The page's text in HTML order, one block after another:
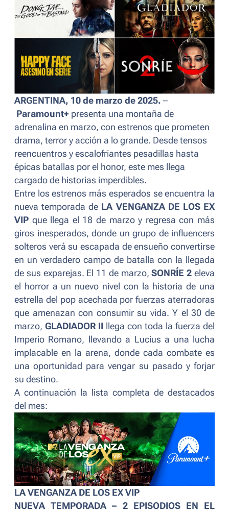
ARGENTINA, 10 de marzo de 2025. –
Paramount+ presenta una montaña de
adrenalina en marzo, con estrenos que prometen
drama, terror y acción a lo grande. Desde tensos
reencuentros y escalofriantes pesadillas hasta
épicas batallas por el honor, este mes llega
cargado de historias imperdibles.
Entre los estrenos más esperados se encuentra la
nueva temporada de LA VENGANZA DE LOS EX
VIP que llega el 18 de marzo y regresa con más
giros inesperados, donde un grupo de influencers
solteros verá su escapada de ensueño convertirse
en un verdadero campo de batalla con la llegada
de sus exparejas. El 11 de marzo,SONRÍE 2 eleva
el horror a un nuevo nivel con la historia de una
estrella del pop acechada por fuerzas aterradoras
que amenazan con consumir su vida. Y el 30 de
marzo, GLADIADOR II
llega con toda la fuerza del
Imperio Romano, llevando a Lucius a una lucha
implacable en la arena, donde cada combate es
una oportunidad para vengar su pasado y forjar
su destino.
A continuación la lista completa de destacados
del mes:
LA VENGANZA DE LOS EX VIP
NUEVA TEMPORADA – 2 EPISODIOS EN EL